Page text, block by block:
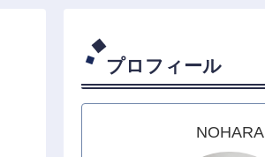
プロフィール
NOHARA